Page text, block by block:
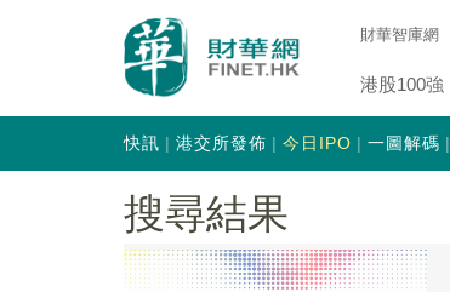
財華智庫網
港股100強
快訊 港交所發佈 今日IPO 一圖解碼
搜尋結果